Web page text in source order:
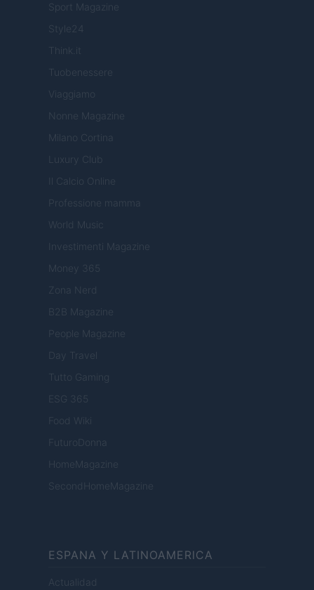
Sport Magazine
Style24
Think.it
Tuobenessere
Viaggiamo
Nonne Magazine
Milano Cortina
Luxury Club
Il Calcio Online
Professione mamma
World Music
Investimenti Magazine
Money 365
Zona Nerd
B2B Magazine
People Magazine
Day Travel
Tutto Gaming
ESG 365
Food Wiki
FuturoDonna
HomeMagazine
SecondHomeMagazine
ESPANA Y LATINOAMERICA
Actualidad